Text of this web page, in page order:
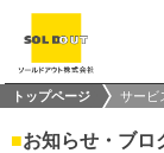
トップページ サービ
■お知らせ・ブロ